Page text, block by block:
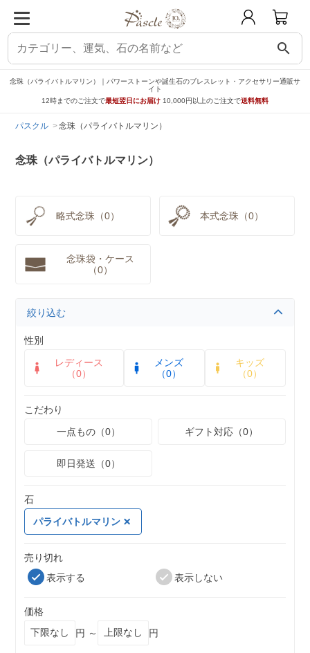
search
念珠（パライバトルマリン）｜パワーストーンや誕生石のブレスレット・アクセサリー通販サ
イト
12時までのご注文で最短翌日にお届け 10,000円以上のご注文で送料無料
パスクル 念珠（パライバトルマリン）
念珠（パライバトルマリン）
略式念珠（0） 本式念珠（0）
念珠袋・ケース
（0）
絞り込む
性別
レディース
（0）
メンズ
（0）
キッズ
（0）
こだわり
一点もの（0）
ギフト対応（0）
即日発送（0）
石
パライバトルマリン
売り切れ
表示する
表示しない
価格
円 ～
円